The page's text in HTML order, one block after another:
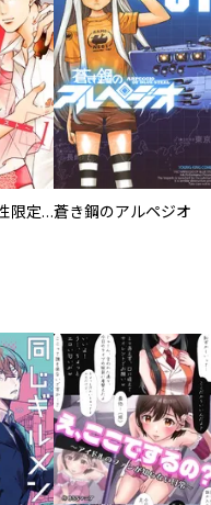
買われた男～女性限定快感セラピスト～【描き下ろしおまけ付き特装版】蒼き鋼のアルペジオ